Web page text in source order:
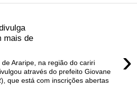
mais de
›
Araripe, na região do cariri
através do prefeito Giovane
que está com inscrições abertas